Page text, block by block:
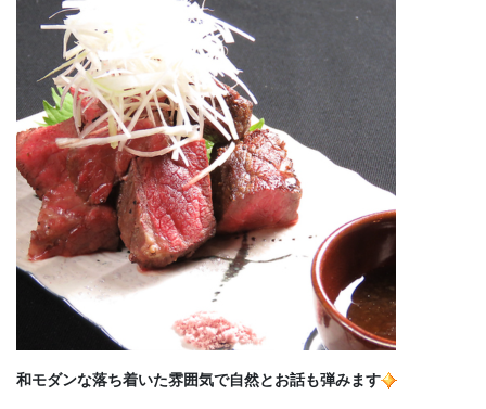
和モダンな落ち着いた雰囲気で自然とお話も弾みます